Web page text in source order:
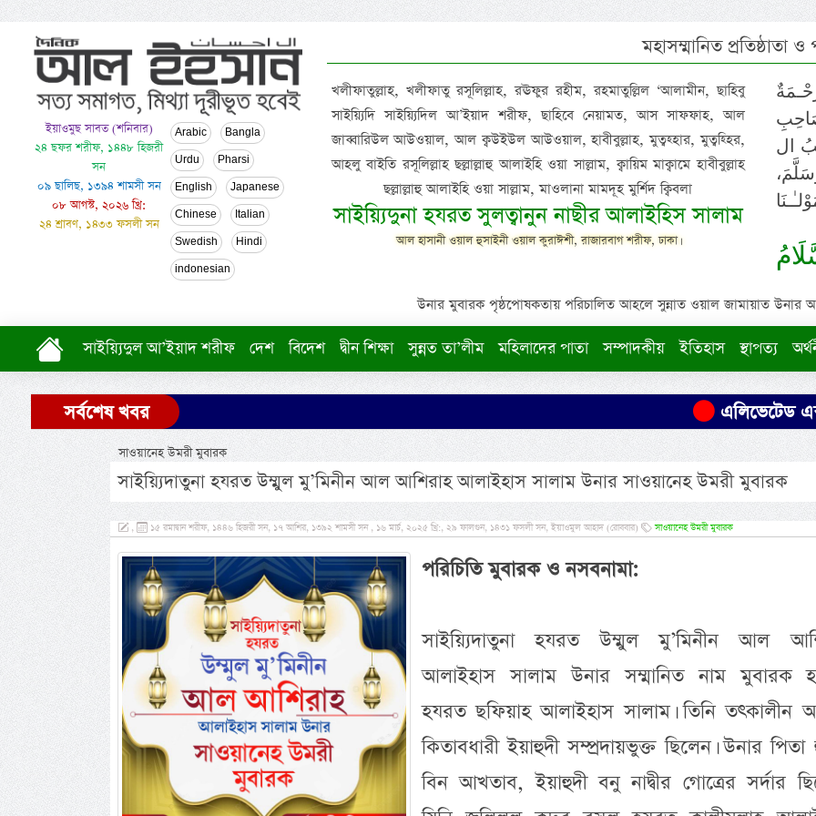
ইয়াওমুছ সাবত (শনিবার)
২৪ ছফর শরীফ, ১৪৪৮ হিজরী
সন
০৯ ছালিছ, ১৩৯৪ শামসী সন
০৮ আগস্ট, ২০২৬ খ্রি:
২৪ শ্রাবণ, ১৪৩৩ ফসলী সন
Arabic Bangla
Urdu Pharsi
English Japanese
Chinese Italian
Swedish Hindi
indonesian
মহাসম্মানিত প্রতিষ্ঠাতা
খলীফাতুল্লাহ, খলীফাতু রসূলিল্লাহ, রঊফুর রহীম, রহমাতুল্লিল ‘আলামীন, ছাহিবু
সাইয়্যিদি সাইয়্যিদিল আ’ইয়াদ শরীফ, ছাহিবে নেয়ামত, আস সাফফাহ, আল
জাব্বারিউল আউওয়াল, আল ক্বউইউল আউওয়াল, হাবীবুল্লাহ, মুত্বহ্হার, মুত্বহ্হির,
আহলু বাইতি রসূলিল্লাহ ছল্লাল্লাহু আলাইহি ওয়া সাল্লাম, ক্বায়িম মাক্বামে হাবীবুল্লাহ
ছল্লাল্লাহু আলাইহি ওয়া সাল্লাম, মাওলানা মামদূহ মুর্শিদ ক্বিবলা
সাইয়্যিদুনা হযরত সুলত্বানুন নাছীর আলাইহিস সালাম
আল হাসানী ওয়াল হুসাইনী ওয়াল কুরাঈশী, রাজারবাগ শরীফ, ঢাকা।
ال
উনার মুবারক পৃষ্ঠপোষকতায় পরিচালিত আহলে সুন্নাত ওয়াল জামায়াত উনার
সাইয়্যিদুল আ’ইয়াদ শরীফ দেশ বিদেশ দ্বীন শিক্ষা সুন্নত তা’লীম মহিলাদের পাতা সম্পাদকীয় ইতিহাস স্থাপত্য
সর্বশেষ খবর এলিভেটেড
সাওয়ানেহ উমরী মুবারক
সাইয়্যিদাতুনা হযরত উম্মুল মু’মিনীন আল আশিরাহ আলাইহাস সালাম উনার সাওয়ানেহ উমরী মুবারক
, ১৫ রমাদ্বান শরীফ, ১৪৪৬ হিজরী সন, ১৭ আশির, ১৩৯২ শামসী সন , ১৬ মার্চ, ২০২৫ খ্রি:, ২৯ ফালগুন, ১৪৩১ ফসলী সন, ইয়াওমুল আহাদ (রোববার) সাওয়ানেহ উমরী মুবারক
পরিচিতি মুবারক ও নসবনামা:
সাইয়্যিদাতুনা হযরত উম্মুল মু’মিনীন আল
আলাইহাস সালাম উনার সম্মানিত নাম মুবারক
হযরত ছফিয়াহ আলাইহাস সালাম। তিনি তৎকালীন
কিতাবধারী ইয়াহুদী সম্প্রদায়ভুক্ত ছিলেন। উনার পিতা
বিন আখতাব, ইয়াহুদী বনু নাদ্বীর গোত্রের সর্দার